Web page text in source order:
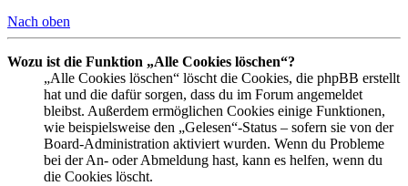
Nach oben
Wozu ist die Funktion „Alle Cookies löschen“?
„Alle Cookies löschen“ löscht die Cookies, die phpBB erstellt
hat und die dafür sorgen, dass du im Forum angemeldet
bleibst. Außerdem ermöglichen Cookies einige Funktionen,
wie beispielsweise den „Gelesen“-Status – sofern sie von der
Board-Administration aktiviert wurden. Wenn du Probleme
bei der An- oder Abmeldung hast, kann es helfen, wenn du
die Cookies löscht.